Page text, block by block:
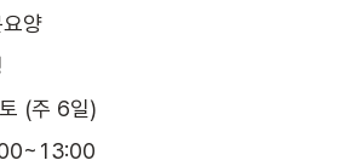
양
(주 6일)